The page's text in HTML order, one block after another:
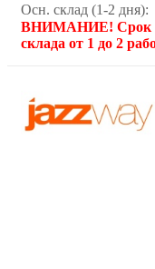
Осн. склад (1-2 дня):
ВНИМАНИЕ! Срок
склада от 1 до 2